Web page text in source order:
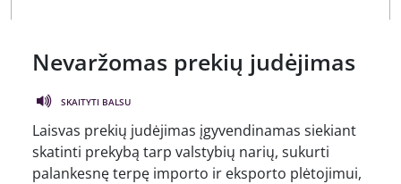
Nevaržomas prekių judėjimas
SKAITYTI BALSU
Laisvas prekių judėjimas įgyvendinamas siekiant
skatinti prekybą tarp valstybių narių, sukurti
palankesnę terpę importo ir eksporto plėtojimui,